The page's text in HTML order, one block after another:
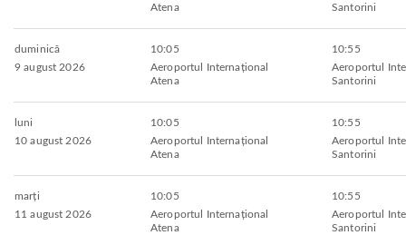
Atena
Santorini
duminică
9 august 2026
10:05
Aeroportul Internațional
Atena
10:55
Aeroportul
Santorini
luni
10 august 2026
10:05
Aeroportul Internațional
Atena
10:55
Aeroportul
Santorini
marți
11 august 2026
10:05
Aeroportul Internațional
Atena
10:55
Aeroportul
Santorini